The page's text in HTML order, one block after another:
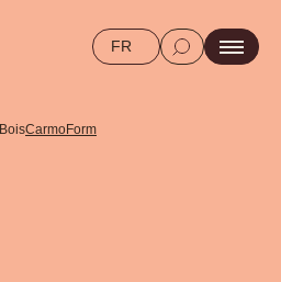
FR
BoisCarmoForm